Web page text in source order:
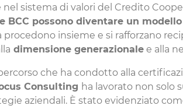
sistema di valori del Credito
BCC possono diventare un
procedono insieme e si rafforzano
dimensione generazionale e alla
che ha condotto alla
Consulting ha lavorato non solo
aziendali. È stato evidenziato